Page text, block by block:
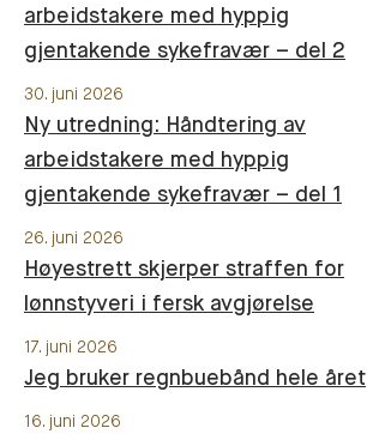
arbeidstakere med hyppig
gjentakende sykefravær – del 2
30. juni 2026
Ny utredning: Håndtering av
arbeidstakere med hyppig
gjentakende sykefravær – del 1
26. juni 2026
Høyestrett skjerper straffen for
lønnstyveri i fersk avgjørelse
17. juni 2026
Jeg bruker regnbuebånd hele året
16. juni 2026